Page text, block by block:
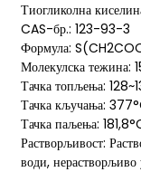
Тиогликолна
CAS-бр.: 123-93-3
Формула:
Молекулска тежина:
Тачка топљења:
Тачка кључања:
Тачка паљења:
Растворљивост:
води, нерастворљиво